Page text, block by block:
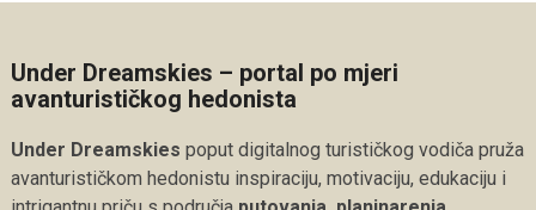
Under Dreamskies – portal po mjeri
avanturističkog hedonista
Under Dreamskies poput digitalnog turističkog vodiča pruža
avanturističkom hedonistu inspiraciju, motivaciju, edukaciju i